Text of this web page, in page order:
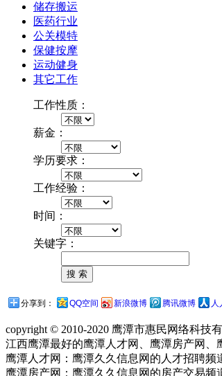
储存搬运
医药行业
公关模特
保健按摩
运动健身
其它工作
工作性质：
薪金：
学历要求：
工作经验：
时间：
关键字：
分享到： QQ空间 新浪微博 腾讯微博 人
copyright © 2010-2020 鹰潭市惠民网络科技
江西鹰潭最好的鹰潭人才网、鹰潭房产网、
鹰潭人才网：鹰潭久久信息网的人才招聘频
鹰潭房产网：鹰潭久久信息网的房产交易频